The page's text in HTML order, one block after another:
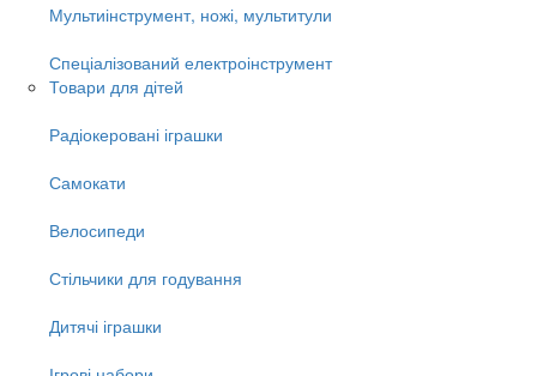
Мультиінструмент, ножі, мультитули
Спеціалізований електроінструмент
Товари для дітей
Радіокеровані іграшки
Самокати
Велосипеди
Стільчики для годування
Дитячі іграшки